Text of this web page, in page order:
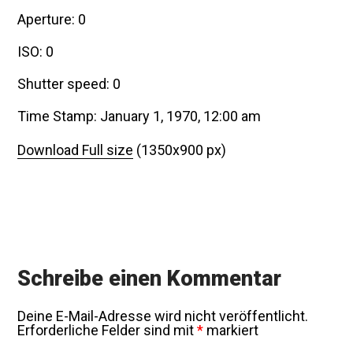
Aperture: 0
ISO: 0
Shutter speed: 0
Time Stamp: January 1, 1970, 12:00 am
Download Full size (1350x900 px)
Schreibe einen Kommentar
Deine E-Mail-Adresse wird nicht veröffentlicht.
Erforderliche Felder sind mit* markiert